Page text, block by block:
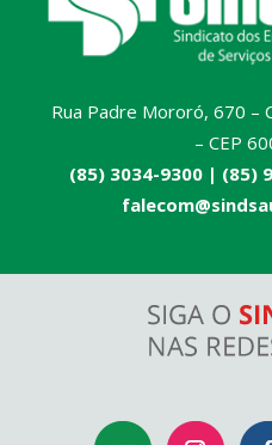
Rua Padre Mororó, 670 –
– CEP
(85) 3034-9300 | (85)